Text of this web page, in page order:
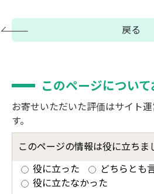
戻る
このページについ
お寄せいただいた評価はサイト
す。